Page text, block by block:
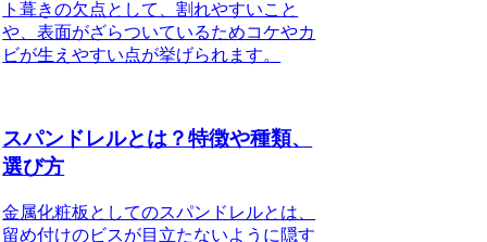
ト葺きの欠点として、割れやすいこと
や、表面がざらついているためコケやカ
ビが生えやすい点が挙げられます。
スパンドレルとは？特徴や種類、
選び方
金属化粧板としてのスパンドレルとは、
留め付けのビスが目立たないように隠す